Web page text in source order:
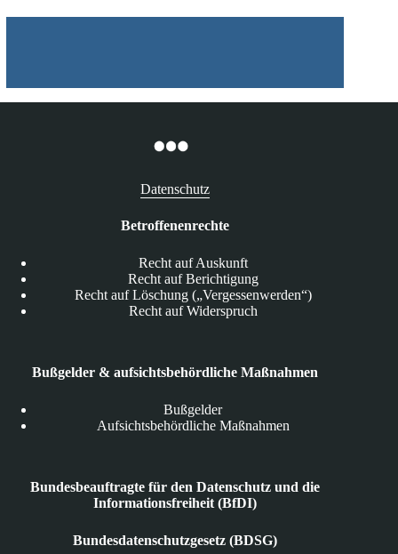
Datenschutz
Betroffenenrechte
Recht auf Auskunft
Recht auf Berichtigung
Recht auf Löschung („Vergessenwerden“)
Recht auf Widerspruch
Bußgelder & aufsichtsbehördliche Maßnahmen
Bußgelder
Aufsichtsbehördliche Maßnahmen
Bundesbeauftragte für den Datenschutz und die
Informationsfreiheit (BfDI)
Bundesdatenschutzgesetz (BDSG)